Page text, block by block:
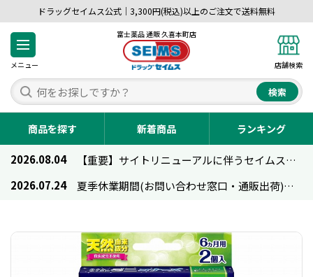
ドラッグセイムス公式｜3,300円(税込)以上のご注文で送料無料
メニュー
富士薬品 通販 久喜本町店
店舗検索
検索
商品を探す 新着商品 ランキング
2026.08.04
【重要】サイトリニューアルに伴うセイムス通販のご利用について
2026.07.24
夏季休業期間(お問い合わせ窓口・通販出荷)のお知らせ